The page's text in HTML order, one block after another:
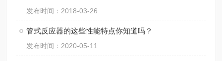
发布时间：2018-03-26
管式反应器的这些性能特点你知道吗？
发布时间：2020-05-11